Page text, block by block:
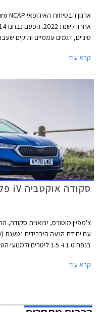
סיניים, דגמים עממיים ותיקים
קרא עוד
סקודה אוקטביה iV פלאג-אין הייבריד בישראל
בנפח 1.0 ו- 1.5 ליטרים
הקדמית בסמוך לדלת הנהג.
קרא עוד